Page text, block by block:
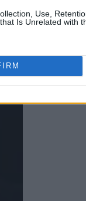
Use,
Is Unrelated with